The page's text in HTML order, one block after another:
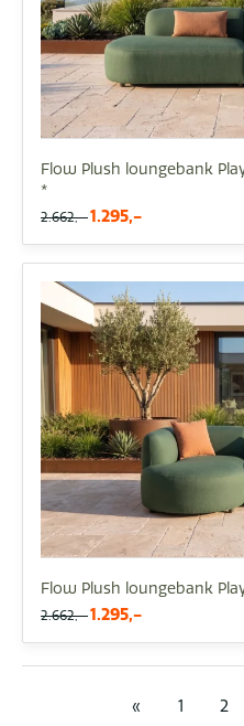
Flow Plush loungebank
*
2.662,- 1.295,-
Flow Plush loungebank
2.662,- 1.295,-
« 1 2